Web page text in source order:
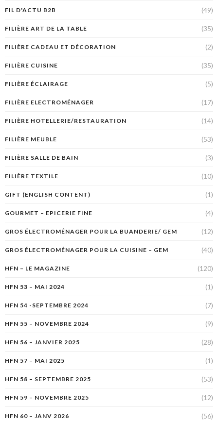
FIL D'ACTU B2B (49)
FILIÈRE ART DE LA TABLE (35)
FILIÈRE CADEAU ET DÉCORATION (2)
FILIÈRE CUISINE (35)
FILIÈRE ÉCLAIRAGE (5)
FILIÈRE ELECTROMÉNAGER (17)
FILIÈRE HOTELLERIE/RESTAURATION (14)
FILIÈRE MEUBLE (53)
FILIÈRE SALLE DE BAIN (3)
FILIÈRE TEXTILE (10)
GIFT (ENGLISH CONTENT) (1)
GOURMET – EPICERIE FINE (4)
GROS ÉLECTROMÉNAGER POUR LA BUANDERIE/ GEM (12)
GROS ÉLECTROMÉNAGER POUR LA CUISINE – GEM (40)
HFN – LE MAGAZINE (120)
HFN 53 – MAI 2024 (1)
HFN 54 -SEPTEMBRE 2024 (7)
HFN 55 – NOVEMBRE 2024 (9)
HFN 56 – JANVIER 2025 (28)
HFN 57 – MAI 2025 (1)
HFN 58 – SEPTEMBRE 2025 (53)
HFN 59 – NOVEMBRE 2025 (12)
HFN 60 – JANV 2026 (56)